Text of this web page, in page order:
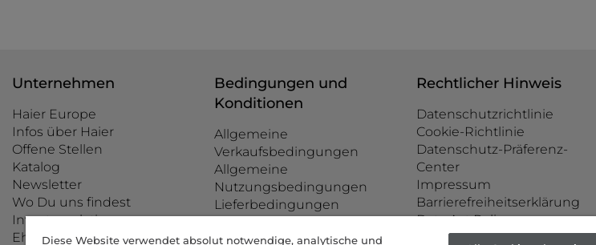
Unternehmen
Haier Europe
Infos über Haier
Offene Stellen
Katalog
Newsletter
Wo Du uns findest
Investor relations
Ehrenkodex
Bedingungen und
Konditionen
Allgemeine
Verkaufsbedingungen
Allgemeine
Nutzungsbedingungen
Lieferbedingungen
Zahlungsarten
Rechtlicher Hinweis
Datenschutzrichtlinie
Cookie-Richtlinie
Datenschutz-Präferenz-
Center
Impressum
Barrierefreiheitserklärung
Data Act Policy
Diese Website verwendet absolut notwendige, analytische und